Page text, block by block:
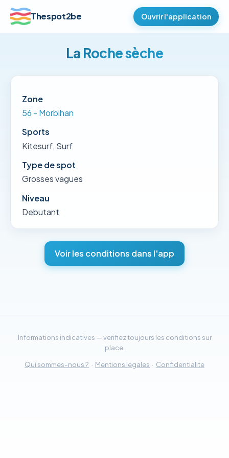
Thespot2be Ouvrir l'application
La Roche sèche
Zone
56 - Morbihan
Sports
Kitesurf, Surf
Type de spot
Grosses vagues
Niveau
Debutant
Voir les conditions dans l'app
Informations indicatives — verifiez toujours les conditions sur
place.
Qui sommes-nous ? · Mentions legales · Confidentialite